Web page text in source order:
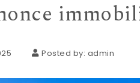
Posted by: admin